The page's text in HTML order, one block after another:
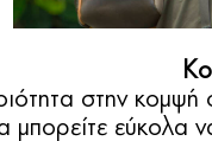
στην
μπορείτε